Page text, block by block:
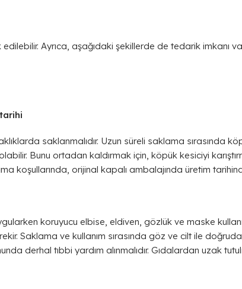
Ayrıca, aşağıdaki şekillerde de tedarik imkanı
saklanmalıdır. Uzun süreli saklama sırasında
Bunu ortadan kaldırmak için, köpük kesiciyi
koşullarında, orijinal kapalı ambalajında üretim
koruyucu elbise, eldiven, gözlük ve maske
Saklama ve kullanım sırasında göz ve cilt ile
derhal tıbbi yardım alınmalıdır. Gıdalardan uzak